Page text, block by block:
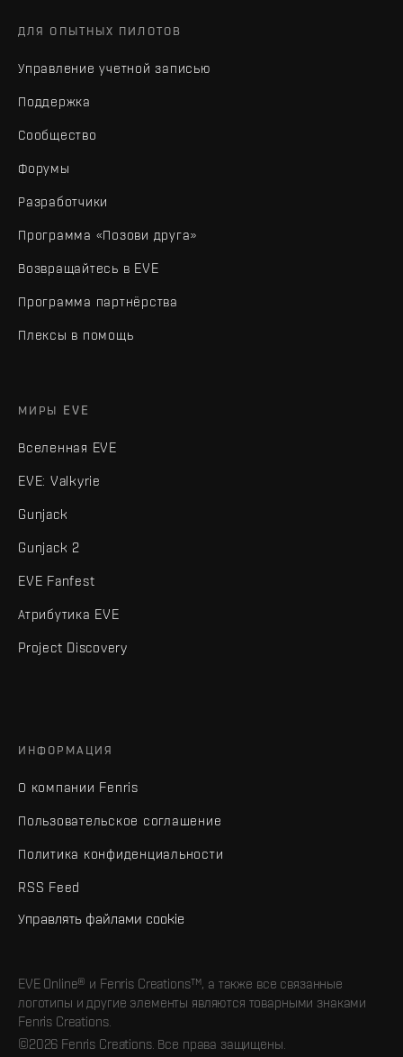
ДЛЯ ОПЫТНЫХ ПИЛОТОВ
Управление учетной записью
Поддержка
Сообщество
Форумы
Разработчики
Программа «Позови друга»
Возвращайтесь в EVE
Программа партнёрства
Плексы в помощь
МИРЫ EVE
Вселенная EVE
EVE: Valkyrie
Gunjack
Gunjack 2
EVE Fanfest
Атрибутика EVE
Project Discovery
ИНФОРМАЦИЯ
О компании Fenris
Пользовательское соглашение
Политика конфиденциальности
RSS Feed
Управлять файлами cookie
EVE Online® и Fenris Creations™, а также все связанные
логотипы и другие элементы являются товарными знаками
Fenris Creations.
©2026 Fenris Creations. Все права защищены.